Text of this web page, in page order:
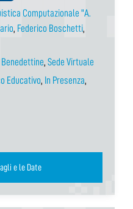
Computazionale "A.
, Federico Boschetti,
, Sede Virtuale
Educativo, In Presenza,
Vedi tutti i Dettagli e le Date